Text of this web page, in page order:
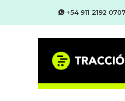
+54 911 2192